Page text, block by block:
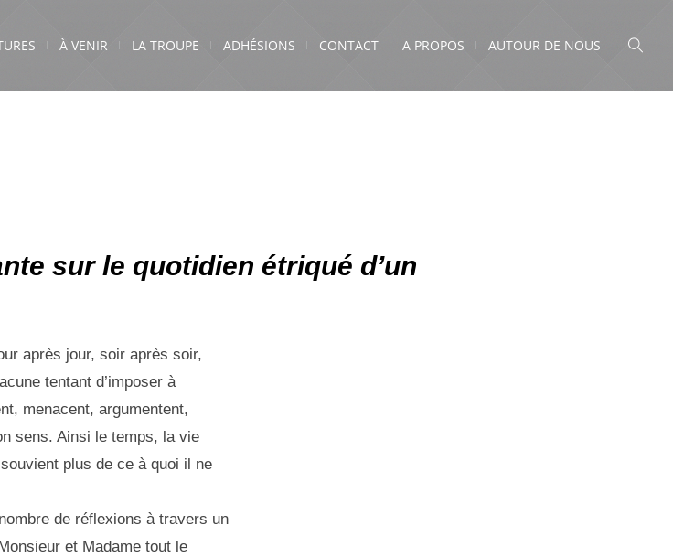
À VENIR LA TROUPE ADHÉSIONS CONTACT A PROPOS AUTOUR DE NOUS
sur le quotidien étriqué d’un
après jour, soir après soir,
tentant d’imposer à
menacent, argumentent,
sens. Ainsi le temps, la vie
plus de ce à quoi il ne
de réflexions à travers un
et Madame tout le